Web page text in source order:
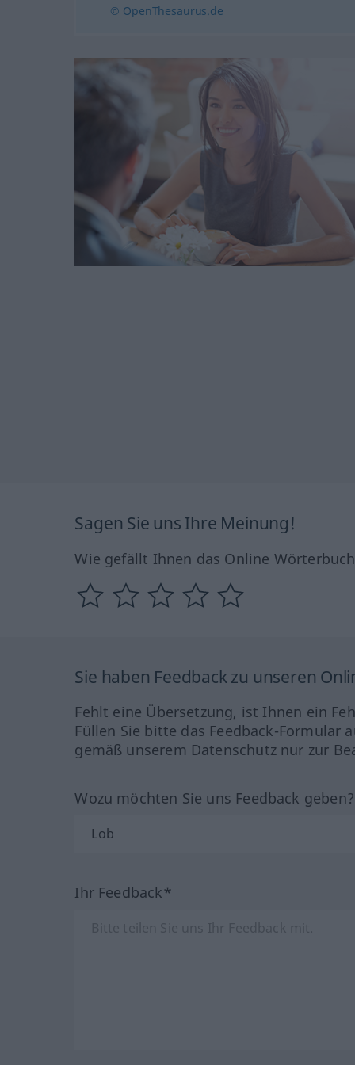
© OpenThesaurus.de
Sagen Sie uns Ihre Meinung!
Wie gefällt Ihnen das Online
Sie haben Feedback zu unseren
Fehlt eine Übersetzung, ist Ihnen ein
Füllen Sie bitte das Feedback-Formular
gemäß unserem Datenschutz nur zur
Wozu möchten Sie uns Feedback
Ihr Feedback*